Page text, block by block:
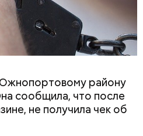
району
сообщила, что после
не получила чек об
которого теперь